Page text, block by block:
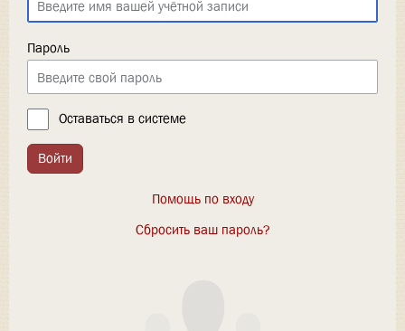
Пароль
Оставаться в системе
Войти
Помощь по входу
Сбросить ваш пароль?